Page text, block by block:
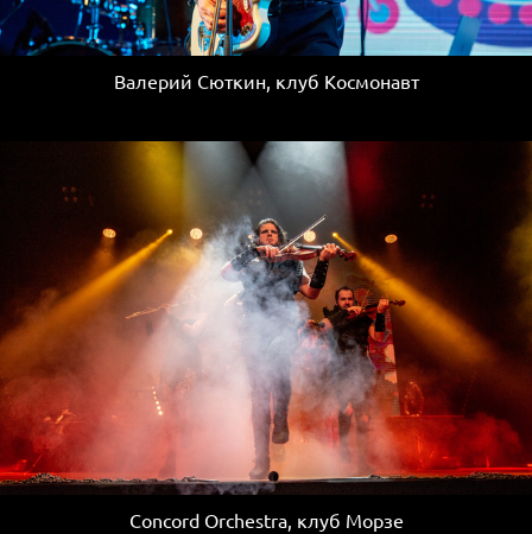
Валерий Сюткин, клуб Космонавт
Concord Orchestra, клуб Морзе